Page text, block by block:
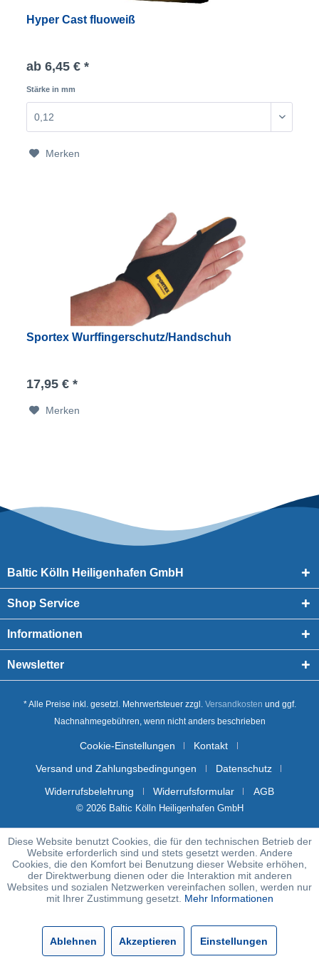
Hyper Cast fluoweiß
ab 6,45 € *
Stärke in mm
Merken
Sportex Wurffingerschutz/Handschuh
17,95 € *
Merken
Baltic Kölln Heiligenhafen GmbH
Shop Service
Informationen
Newsletter
* Alle Preise inkl. gesetzl. Mehrwertsteuer zzgl. Versandkosten und ggf.
Nachnahmegebühren, wenn nicht anders beschrieben
Cookie-Einstellungen
Kontakt
Versand und Zahlungsbedingungen
Datenschutz
Widerrufsbelehrung
Widerrufsformular AGB
© 2026 Baltic Kölln Heiligenhafen GmbH
Diese Website benutzt Cookies, die für den technischen Betrieb der
Website erforderlich sind und stets gesetzt werden. Andere
Cookies, die den Komfort bei Benutzung dieser Website erhöhen,
der Direktwerbung dienen oder die Interaktion mit anderen
Websites und sozialen Netzwerken vereinfachen sollen, werden nur
mit Ihrer Zustimmung gesetzt. Mehr Informationen
Ablehnen Akzeptieren Einstellungen